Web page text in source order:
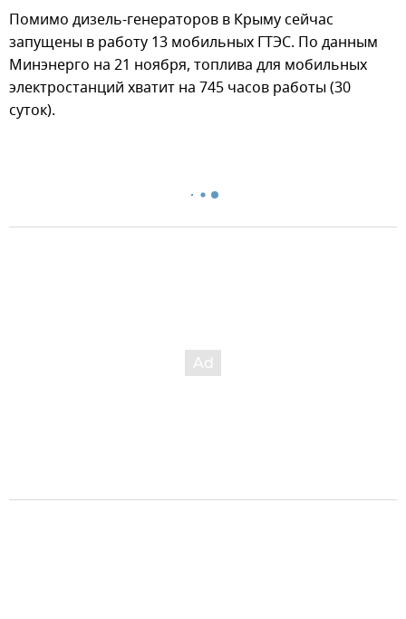
Помимо дизель-генераторов в Крыму сейчас
запущены в работу 13 мобильных ГТЭС. По данным
Минэнерго на 21 ноября, топлива для мобильных
электростанций хватит на 745 часов работы (30
суток).